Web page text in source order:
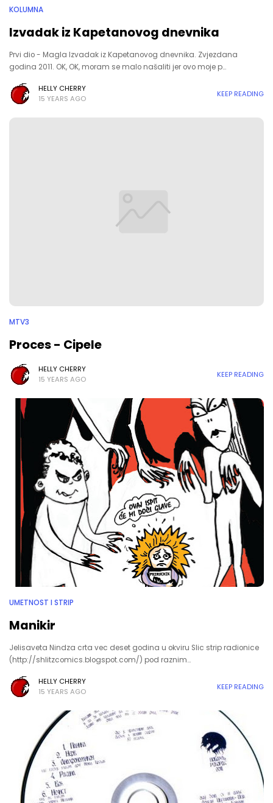
KOLUMNA
Izvadak iz Kapetanovog dnevnika
Prvi dio - Magla Izvadak iz Kapetanovog dnevnika. Zvjezdana
godina 2011. OK, OK, moram se malo našaliti jer ovo moje p…
HELLY CHERRY
15 YEARS AGO
KEEP READING
MTV3
Proces - Cipele
HELLY CHERRY
15 YEARS AGO
KEEP READING
UMETNOST I STRIP
Manikir
Jelisaveta Nindza crta vec deset godina u okviru Slic strip radionice
(http://shlitzcomics.blogspot.com/) pod raznim…
HELLY CHERRY
15 YEARS AGO
KEEP READING